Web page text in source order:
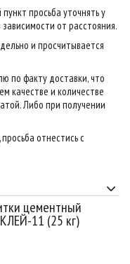
просьба уточнять у
от расстояния.
и просчитывается
по факту доставки, что
качестве и количестве
Либо при получении
просьба отнестись с
цементный
11 (25 кг)